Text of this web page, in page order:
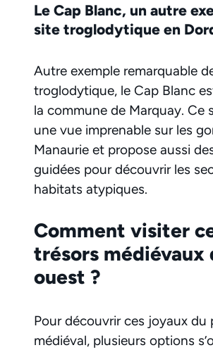
Le Cap Blanc, un autre
site troglodytique en
Autre exemple remarquable
troglodytique, le Cap Blanc
la commune de Marquay. Ce
une vue imprenable sur les
Manaurie et propose aussi
guidées pour découvrir les
habitats atypiques.
Comment visiter
trésors médiévaux
ouest ?
Pour découvrir ces joyaux du
médiéval, plusieurs options